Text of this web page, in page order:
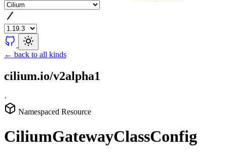
← back to all kinds
cilium.io/v2alpha1
·
Namespaced Resource
CiliumGatewayClassConfig